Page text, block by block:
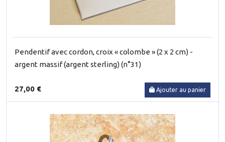
Pendentif avec cordon, croix « colombe » (2 x 2 cm) -
argent massif (argent sterling) (n°31)
27,00 € Ajouter au panier